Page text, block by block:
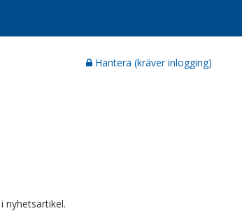
Hantera (kräver inlogging)
nyhetsartikel.